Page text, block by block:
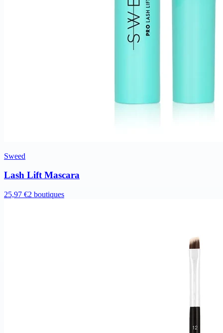
Sweed
Lash Lift Mascara
25,97 €2 boutiques